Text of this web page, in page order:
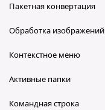
Пакетная конвертация
Обработка изображений
Контекстное меню
Активные папки
Командная строка